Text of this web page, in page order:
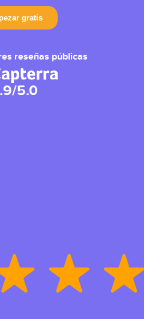
reseñas públicas
5.0